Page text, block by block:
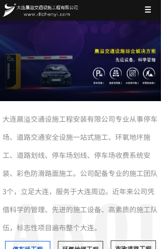
大连晨溢交通设施工程安装有限公司专业从事停车
场、道路交通安全设施一站式施工、环氧地坪施
工、道路划线、停车场划线、停车场收费系统安
装、彩色防滑路面施工。公司配备专业的施工团队
3个，立足大连，服务于大连周边。近年来公司凭
借科学的管理、先进的施工设备、高素质的施工队
伍，标志性项目遍布整个大连。